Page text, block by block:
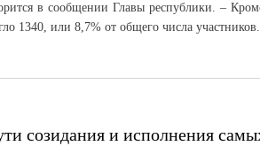
в сообщении Главы республики. –
1340, или 8,7% от общего числа
созидания и исполнения